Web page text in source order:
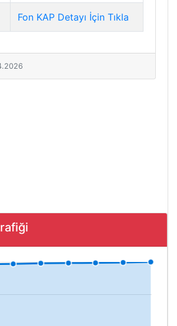
Fon KAP Detayı İçin Tıkla